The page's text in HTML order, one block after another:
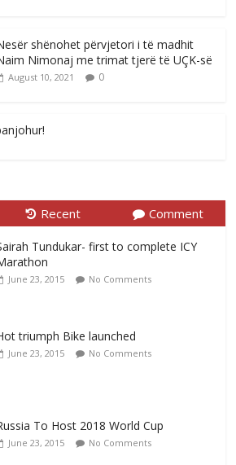
shënohet përvjetori i të madhit
Nimonaj me trimat tjerë të UÇK-së
August 10, 2021 0
Recent Comment
Tundukar- first to complete ICY
June 23, 2015 No Comments
triumph Bike launched
June 23, 2015 No Comments
To Host 2018 World Cup
June 23, 2015 No Comments